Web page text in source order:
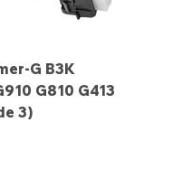
G B3K
G810 G413
3)